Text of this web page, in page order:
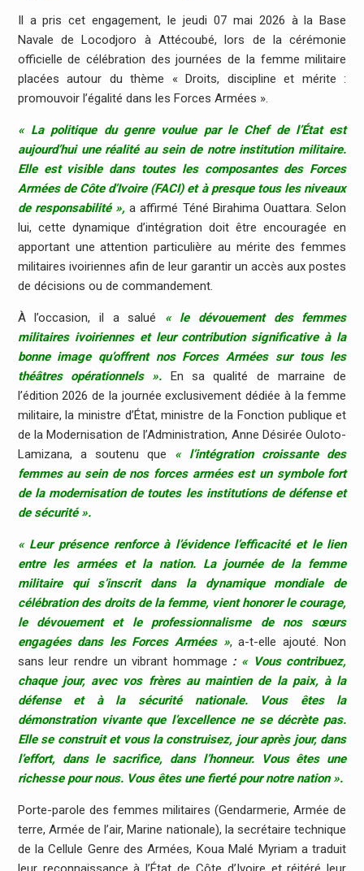
Il a pris cet engagement, le jeudi 07 mai 2026 à la Base
Navale de Locodjoro à Attécoubé, lors de la cérémonie
officielle de célébration des journées de la femme militaire
placées autour du thème « Droits, discipline et mérite :
promouvoir l’égalité dans les Forces Armées ».
« La politique du genre voulue par le Chef de l’État est
aujourd’hui une réalité au sein de notre institution militaire.
Elle est visible dans toutes les composantes des Forces
Armées de Côte d’Ivoire (FACI) et à presque tous les niveaux
de responsabilité », a affirmé Téné Birahima Ouattara. Selon
lui, cette dynamique d’intégration doit être encouragée en
apportant une attention particulière au mérite des femmes
militaires ivoiriennes afin de leur garantir un accès aux postes
de décisions ou de commandement.
À l’occasion, il a salué « le dévouement des femmes
militaires ivoiriennes et leur contribution significative à la
bonne image qu’offrent nos Forces Armées sur tous les
théâtres opérationnels ».
En sa qualité de marraine de
l’édition 2026 de la journée exclusivement dédiée à la femme
militaire, la ministre d’État, ministre de la Fonction publique et
de la Modernisation de l’Administration, Anne Désirée Ouloto-
Lamizana, a soutenu que « l’intégration croissante des
femmes au sein de nos forces armées est un symbole fort
de la modernisation de toutes les institutions de défense et
de sécurité ».
« Leur présence renforce à l’évidence l’efficacité et le lien
entre les armées et la nation. La journée de la femme
militaire qui s’inscrit dans la dynamique mondiale de
célébration des droits de la femme, vient honorer le courage,
le dévouement et le professionnalisme de nos sœurs
engagées dans les Forces Armées », a-t-elle ajouté. Non
sans leur rendre un vibrant hommage : « Vous contribuez,
chaque jour, avec vos frères au maintien de la paix, à la
défense et à la sécurité nationale. Vous êtes la
démonstration vivante que l’excellence ne se décrète pas.
Elle se construit et vous la construisez, jour après jour, dans
l’effort, dans le sacrifice, dans l’honneur. Vous êtes une
richesse pour nous. Vous êtes une fierté pour notre nation ».
Porte-parole des femmes militaires (Gendarmerie, Armée de
terre, Armée de l’air, Marine nationale), la secrétaire technique
de la Cellule Genre des Armées, Koua Malé Myriam a traduit